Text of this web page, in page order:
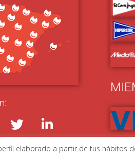
elaborado a partir de tus hábitos